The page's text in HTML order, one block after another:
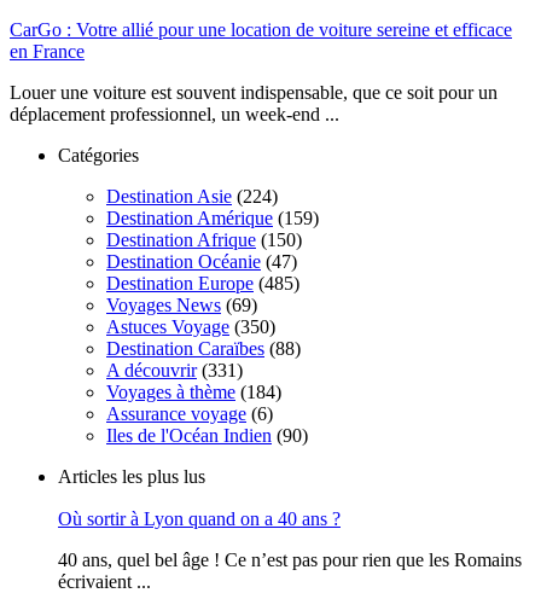
CarGo : Votre allié pour une location de voiture sereine et efficace
en France
Louer une voiture est souvent indispensable, que ce soit pour un
déplacement professionnel, un week-end ...
Catégories
Destination Asie (224)
Destination Amérique (159)
Destination Afrique (150)
Destination Océanie (47)
Destination Europe (485)
Voyages News (69)
Astuces Voyage (350)
Destination Caraïbes (88)
A découvrir(331)
Voyages à thème (184)
Assurance voyage (6)
Iles de l'Océan Indien (90)
Articles les plus lus
Où sortir à Lyon quand on a 40 ans ?
40 ans, quel bel âge ! Ce n’est pas pour rien que les Romains
écrivaient ...